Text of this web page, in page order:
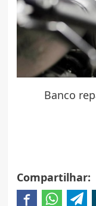
Banco
Compartilhar: